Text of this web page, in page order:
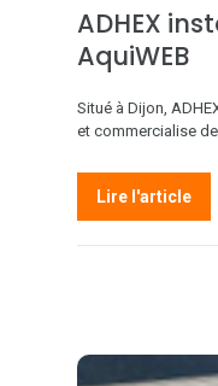
ADHEX
AquiWEB
Situé à Dijon,
et commercialise
Lire l'article